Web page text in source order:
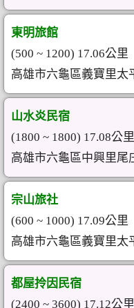
東明旅館
(500 ~ 1200) 17.06公里
高雄市六龜區義寶里太
山水炎民宿
(1800 ~ 1800) 17.08公里
高雄市六龜區中興里尾
宗山旅社
(600 ~ 1000) 17.09公里
高雄市六龜區義寶里太
都屋拎因民宿
(2400 ~ 3600) 17.12公里